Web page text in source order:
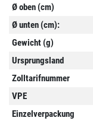
Ø oben (cm)
Ø unten (cm):
Gewicht (g)
Ursprungsland
Zolltarifnummer
VPE
Einzelverpackung